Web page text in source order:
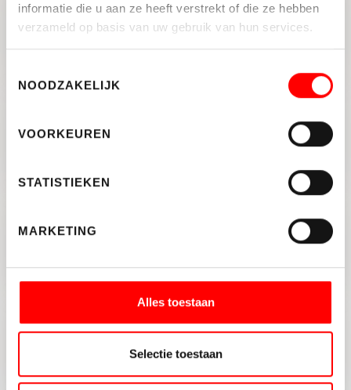
informatie die u aan ze heeft verstrekt of die ze hebben
verzameld op basis van uw gebruik van hun services.
NOODZAKELIJK
VOORKEUREN
STATISTIEKEN
MARKETING
Alles toestaan
Selectie toestaan
Kantoorgebouw Sylviuslaan 5 in
Groningen verkocht aan
particuliere beleggers
1.662 m² terrein te huur
Nieuwbouwontwikkeling “De
Loods 1635” in Breukelen